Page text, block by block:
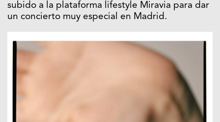
subido a la plataforma lifestyle Miravia para dar
un concierto muy especial en Madrid.